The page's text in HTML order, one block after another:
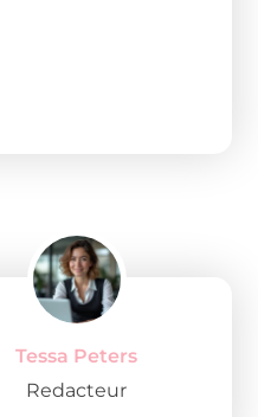
Tessa Peters
Redacteur